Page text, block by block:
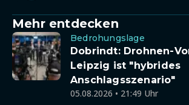
Mehr entdecken
Bedrohungslage
Dobrindt: Drohnen-
Leipzig ist "hybrides
Anschlagsszenario"
05.08.2026 • 21:49 Uhr